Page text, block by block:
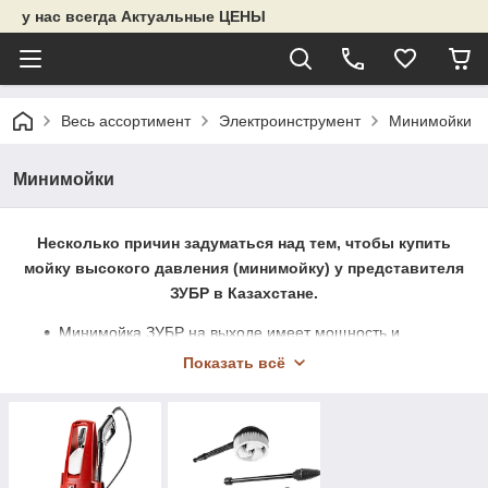
у нас всегда Актуальные ЦЕНЫ
Весь ассортимент Электроинструмент Минимойки
Минимойки
Несколько причин задуматься над тем, чтобы купить
мойку высокого давления (минимойку) у представителя
ЗУБР в Казахстане.
Минимойка ЗУБР на выходе имеет мощность и
фирм таких, как мойки высокого давления
Самый главный плюс выбора в пользу аппарата
высокого давления компании ЗУБР – это, конечно,
более бюджетная цена, по сравнению с именитыми
Показать всё